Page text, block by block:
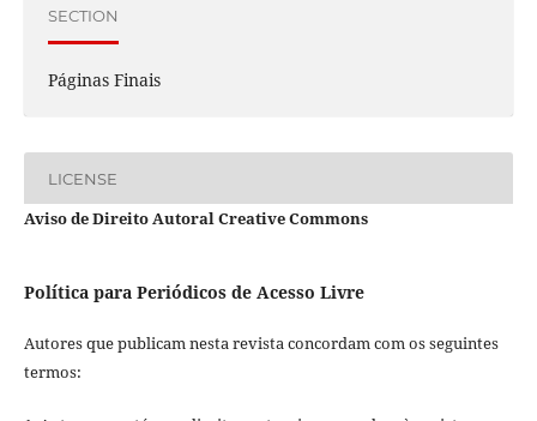
SECTION
Páginas Finais
LICENSE
Aviso de Direito Autoral Creative Commons
Política para Periódicos de Acesso Livre
Autores que publicam nesta revista concordam com os seguintes
termos: